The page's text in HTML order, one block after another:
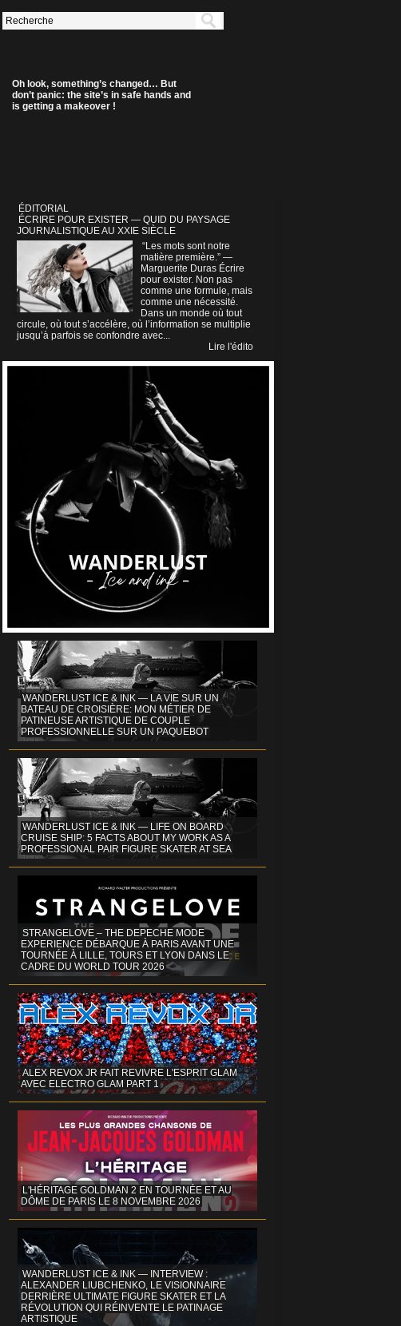
Oh look, something’s changed… But
don’t panic: the site’s in safe hands and
is getting a makeover !
ÉDITORIAL
ÉCRIRE POUR EXISTER — QUID DU PAYSAGE
JOURNALISTIQUE AU XXIE SIÈCLE
“Les mots sont notre
matière première.” —
Marguerite Duras Écrire
pour exister. Non pas
comme une formule, mais
comme une nécessité.
Dans un monde où tout
circule, où tout s’accélère, où l’information se multiplie
jusqu’à parfois se confondre avec...
Lire l'édito
WANDERLUST ICE & INK — LA VIE SUR UN
BATEAU DE CROISIÈRE: MON MÉTIER DE
PATINEUSE ARTISTIQUE DE COUPLE
PROFESSIONNELLE SUR UN PAQUEBOT
WANDERLUST ICE & INK — LIFE ON BOARD
CRUISE SHIP: 5 FACTS ABOUT MY WORK AS A
PROFESSIONAL PAIR FIGURE SKATER AT SEA
STRANGELOVE – THE DEPECHE MODE
EXPERIENCE DÉBARQUE À PARIS AVANT UNE
TOURNÉE À LILLE, TOURS ET LYON DANS LE
CADRE DU WORLD TOUR 2026
ALEX REVOX JR FAIT REVIVRE L'ESPRIT GLAM
AVEC ELECTRO GLAM PART 1
L'HÉRITAGE GOLDMAN 2 EN TOURNÉE ET AU
DÔME DE PARIS LE 8 NOVEMBRE 2026
WANDERLUST ICE & INK — INTERVIEW :
ALEXANDER LIUBCHENKO, LE VISIONNAIRE
DERRIÈRE ULTIMATE FIGURE SKATER ET LA
RÉVOLUTION QUI RÉINVENTE LE PATINAGE
ARTISTIQUE